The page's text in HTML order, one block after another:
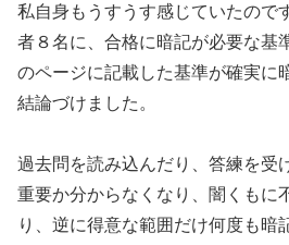
私自身もうすうす感じていたので
者８名に、合格に暗記が必要な基
のページに記載した基準が確実に
結論づけました。
過去問を読み込んだり、答練を受
重要か分からなくなり、闇くもに
り、逆に得意な範囲だけ何度も暗